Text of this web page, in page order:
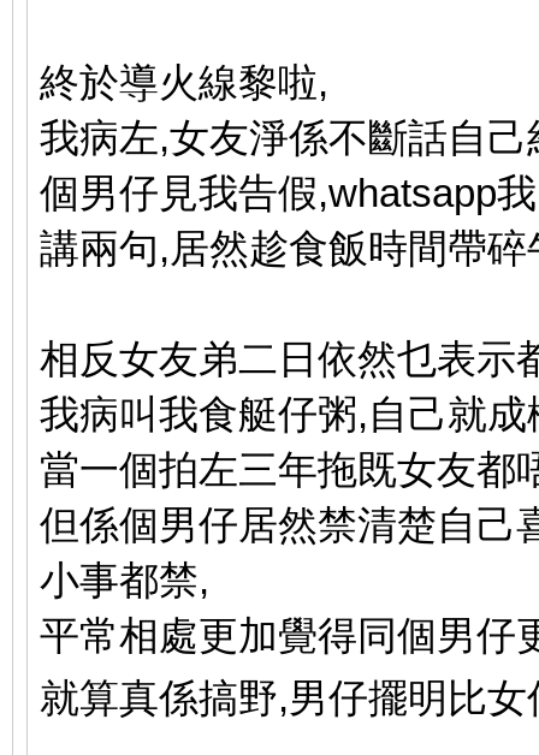
終於導火線黎啦,
我病左,女友淨係不斷話自
個男仔見我告假,whatsapp
講兩句,居然趁食飯時間帶
相反女友弟二日依然乜表示
我病叫我食艇仔粥,自己就成
當一個拍左三年拖既女友都
但係個男仔居然禁清楚自己
小事都禁,
平常相處更加覺得同個男仔
就算真係搞野,男仔擺明比